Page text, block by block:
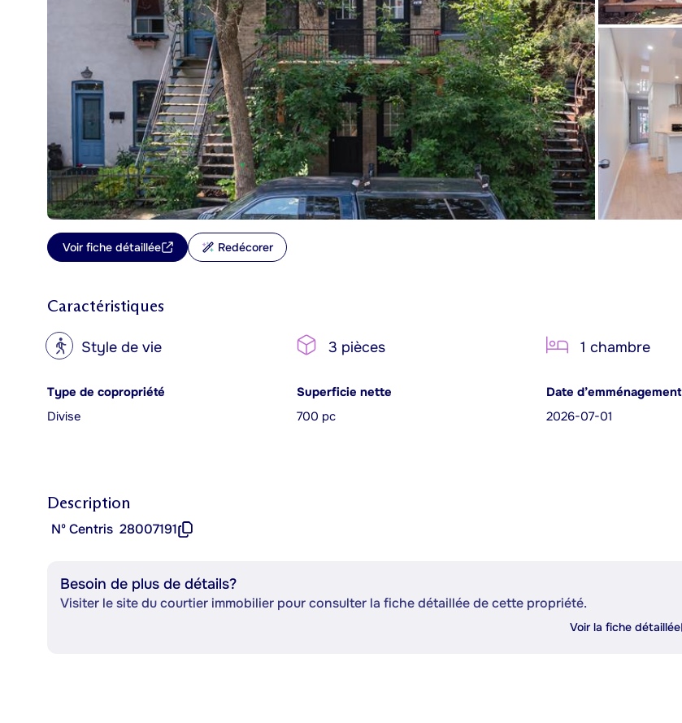
Voir fiche détaillée Redécorer
Caractéristiques
? Style de vie 3 pièces 1 chambre
Type de copropriété
Divise
Superficie nette
700 pc
Date d’emménagement
2026-07-01
Description
Nº Centris 28007191
Besoin de plus de détails?
Visiter le site du courtier immobilier pour consulter la fiche détaillée de cette propriété.
Voir la fiche détaillée